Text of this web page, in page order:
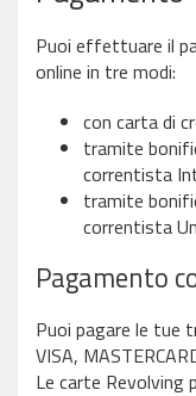
Puoi effettuare il
online in tre modi:
con carta di
tramite
correntista
tramite
correntista
Pagamento
Puoi pagare le tue
VISA,
Le carte Revolving